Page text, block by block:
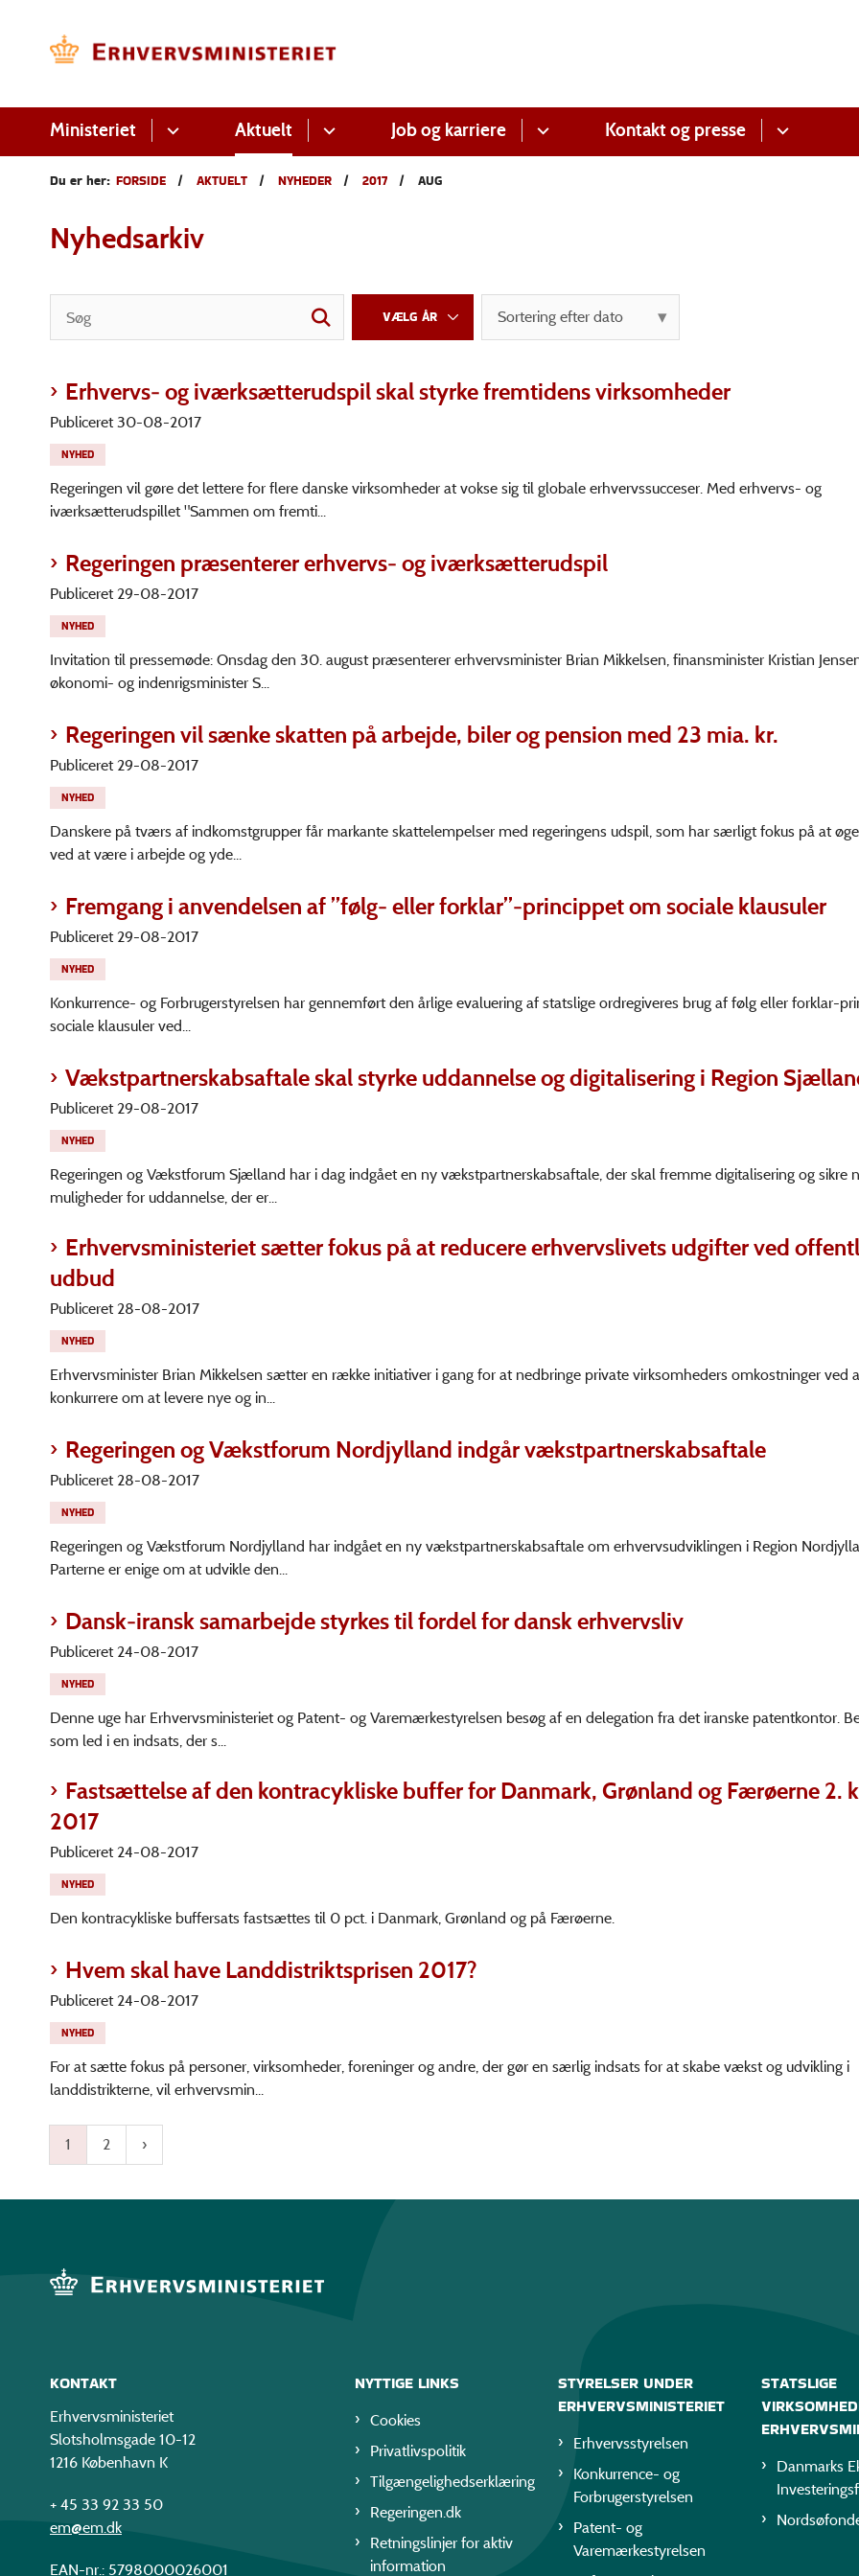
Ministeriet Aktuelt Job og karriere Kontakt og presse
Du er her: FORSIDE AKTUELT NYHEDER 2017 AUG
Nyhedsarkiv
Erhvervs- og iværksætterudspil skal styrke fremtidens virksomheder
Publiceret 30-08-2017
NYHED
Regeringen vil gøre det lettere for flere danske virksomheder at vokse sig til globale erhvervssucceser. Med erhvervs- og
iværksætterudspillet "Sammen om fremti...
Regeringen præsenterer erhvervs- og iværksætterudspil
Publiceret 29-08-2017
NYHED
Invitation til pressemøde: Onsdag den 30. august præsenterer erhvervsminister Brian Mikkelsen, finansminister Kristian
økonomi- og indenrigsminister S...
Regeringen vil sænke skatten på arbejde, biler og pension med 23 mia. kr.
Publiceret 29-08-2017
NYHED
Danskere på tværs af indkomstgrupper får markante skattelempelser med regeringens udspil, som har særligt fokus på at
ved at være i arbejde og yde...
Fremgang i anvendelsen af ”følg- eller forklar”-princippet om sociale klausuler
Publiceret 29-08-2017
NYHED
Konkurrence- og Forbrugerstyrelsen har gennemført den årlige evaluering af statslige ordregiveres brug af følg eller forklar-
sociale klausuler ved...
Vækstpartnerskabsaftale skal styrke uddannelse og digitalisering i Region
Publiceret 29-08-2017
NYHED
Regeringen og Vækstforum Sjælland har i dag indgået en ny vækstpartnerskabsaftale, der skal fremme digitalisering og sikre
muligheder for uddannelse, der er...
Erhvervsministeriet sætter fokus på at reducere erhvervslivets udgifter ved
udbud
Publiceret 28-08-2017
NYHED
Erhvervsminister Brian Mikkelsen sætter en række initiativer i gang for at nedbringe private virksomheders omkostninger ved
konkurrere om at levere nye og in...
Regeringen og Vækstforum Nordjylland indgår vækstpartnerskabsaftale
Publiceret 28-08-2017
NYHED
Regeringen og Vækstforum Nordjylland har indgået en ny vækstpartnerskabsaftale om erhvervsudviklingen i Region
Parterne er enige om at udvikle den...
Dansk-iransk samarbejde styrkes til fordel for dansk erhvervsliv
Publiceret 24-08-2017
NYHED
Denne uge har Erhvervsministeriet og Patent- og Varemærkestyrelsen besøg af en delegation fra det iranske patentkontor.
som led i en indsats, der s...
Fastsættelse af den kontracykliske buffer for Danmark, Grønland og Færøerne 2.
2017
Publiceret 24-08-2017
NYHED
Den kontracykliske buffersats fastsættes til 0 pct. i Danmark, Grønland og på Færøerne.
Hvem skal have Landdistriktsprisen 2017?
Publiceret 24-08-2017
NYHED
For at sætte fokus på personer, virksomheder, foreninger og andre, der gør en særlig indsats for at skabe vækst og udvikling i
landdistrikterne, vil erhvervsmin...
1 2
KONTAKT
Erhvervsministeriet
Slotsholmsgade 10-12
1216 København K
+ 45 33 92 33 50
em@em.dk
EAN-nr.: 5798000026001
NYTTIGE LINKS
Cookies
Privatlivspolitik
Tilgængelighedserklæring
Regeringen.dk
Retningslinjer for aktiv
information
STYRELSER UNDER
ERHVERVSMINISTERIET
Erhvervsstyrelsen
Konkurrence- og
Forbrugerstyrelsen
Patent- og
Varemærkestyrelsen
STATSLIGE
Danmarks